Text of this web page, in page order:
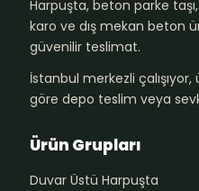
Harpuşta, beton parke
karo ve dış mekan beton
güvenilir teslimat.
İstanbul merkezli
göre depo teslim veya
Ürün Grupları
Duvar Üstü Harpuşta